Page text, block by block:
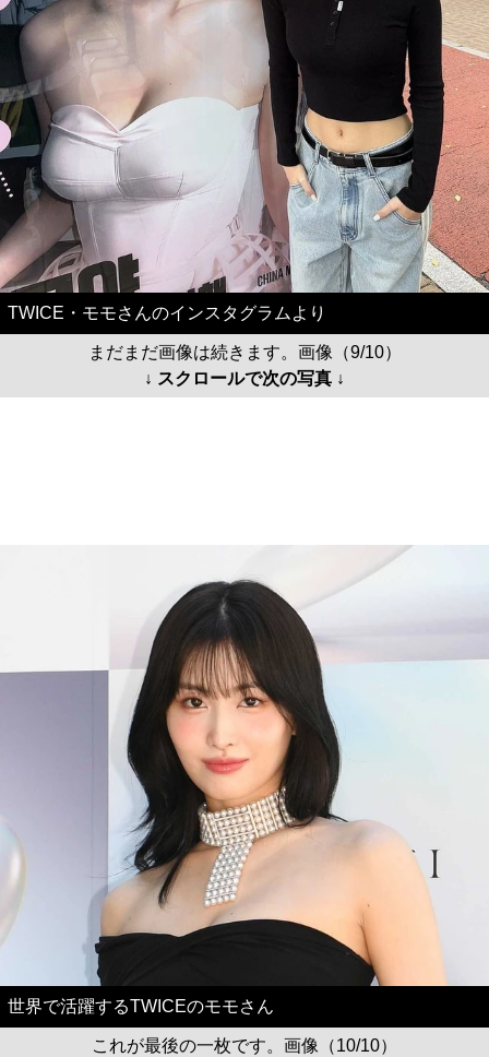
TWICE・モモさんのインスタグラムより
まだまだ画像は続きます。画像（9/10）
↓ スクロールで次の写真 ↓
世界で活躍するTWICEのモモさん
これが最後の一枚です。画像（10/10）